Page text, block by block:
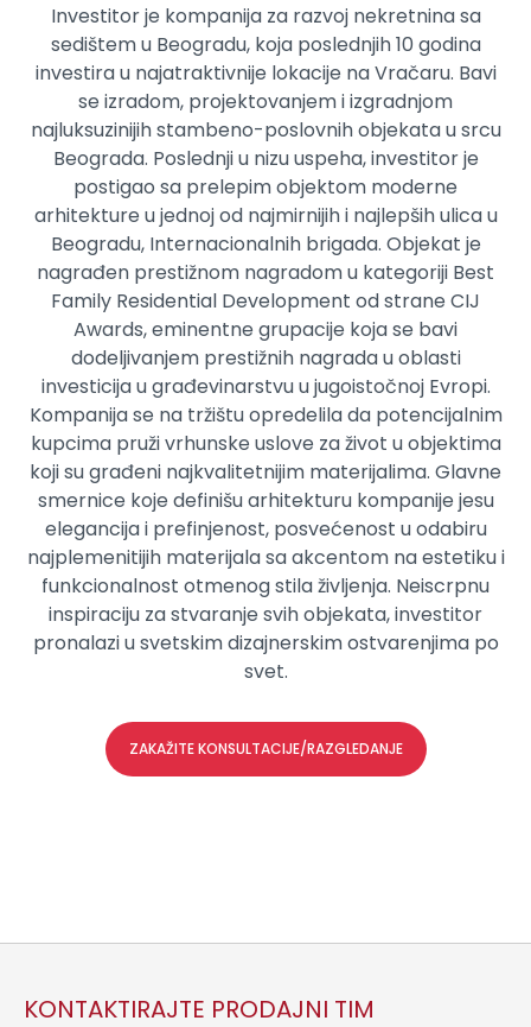
Investitor je kompanija za razvoj nekretnina sa
sedištem u Beogradu, koja poslednjih 10 godina
investira u najatraktivnije lokacije na Vračaru. Bavi
se izradom, projektovanjem i izgradnjom
najluksuzinijih stambeno-poslovnih objekata u srcu
Beograda. Poslednji u nizu uspeha, investitor je
postigao sa prelepim objektom moderne
arhitekture u jednoj od najmirnijih i najlepših ulica u
Beogradu, Internacionalnih brigada. Objekat je
nagrađen prestižnom nagradom u kategoriji Best
Family Residential Development od strane CIJ
Awards, eminentne grupacije koja se bavi
dodeljivanjem prestižnih nagrada u oblasti
investicija u građevinarstvu u jugoistočnoj Evropi.
Kompanija se na tržištu opredelila da potencijalnim
kupcima pruži vrhunske uslove za život u objektima
koji su građeni najkvalitetnijim materijalima. Glavne
smernice koje definišu arhitekturu kompanije jesu
elegancija i prefinjenost, posvećenost u odabiru
najplemenitijih materijala sa akcentom na estetiku i
funkcionalnost otmenog stila življenja. Neiscrpnu
inspiraciju za stvaranje svih objekata, investitor
pronalazi u svetskim dizajnerskim ostvarenjima po
svet.
ZAKAŽITE KONSULTACIJE/RAZGLEDANJE
KONTAKTIRAJTE PRODAJNI TIM